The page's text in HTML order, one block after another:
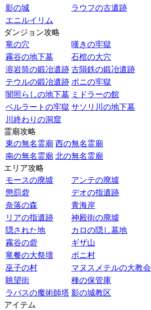
影の城
ラウフの古遺跡
エニルイリム
ダンジョン攻略
竜の穴
嘆きの牢獄
霧谷の地下墓
石棺の大穴
溶岩筒の鍛冶遺跡 古隕鉄の鍛冶遺跡
テウルの鍛冶遺跡 ボニの牢獄
闇照らしの地下墓 ミドラーの館
ベルラートの牢獄 サソリ川の地下墓
川終わりの洞窟
霊廟攻略
東の無名霊廟 西の無名霊廟
南の無名霊廟 北の無名霊廟
エリア攻略
モースの廃墟
アンテの廃墟
懲罰砦
デオの指遺跡
奈落の森
青海岸
リアの指遺跡
神殿街の廃墟
隠された地
カロの隠し墓地
霧谷の砦
ギザ山
竜餐の大祭壇
ボニ村
巫子の村
マヌスメテルの大教会
眺望街
種の保管庫
ラバスの魔術師塔 影の城教区
アイテム